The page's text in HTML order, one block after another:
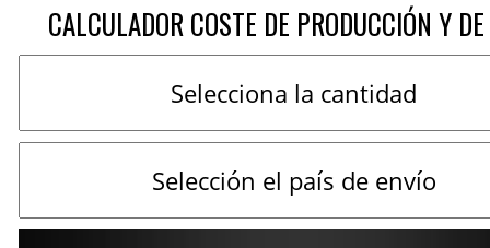
CALCULADOR COSTE DE PRODUCCIÓN Y